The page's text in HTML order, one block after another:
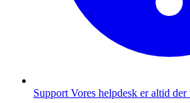
Support Vores helpdesk er altid